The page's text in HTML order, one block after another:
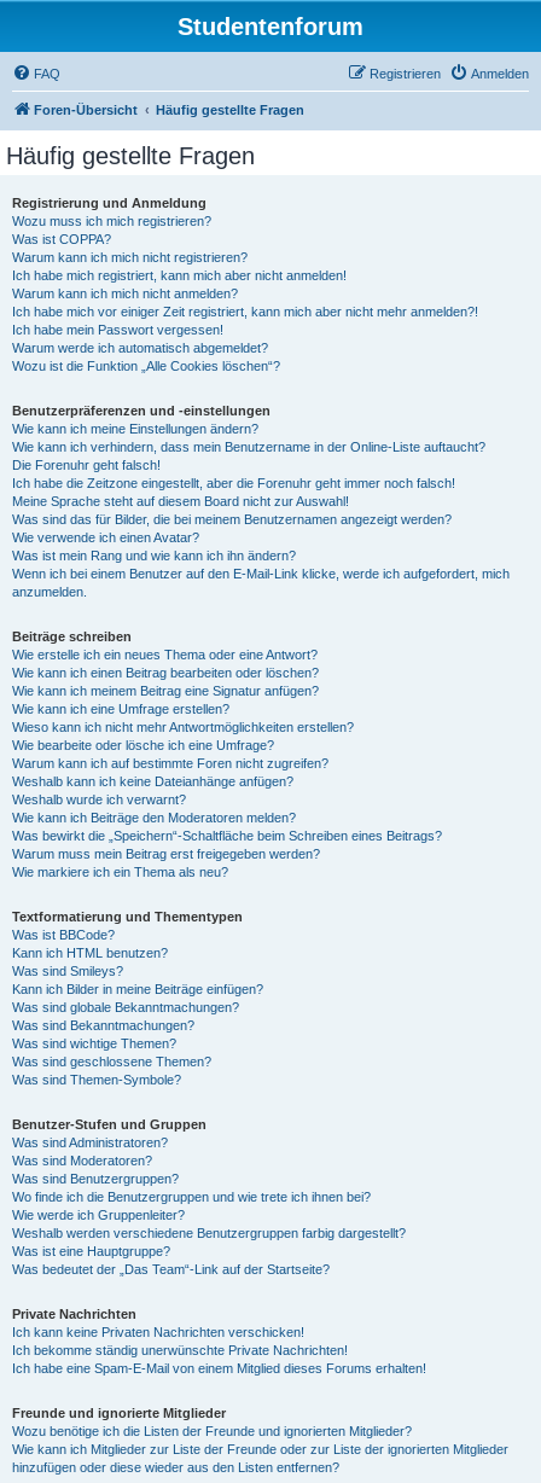
Studentenforum
FAQ Anmelden
Registrieren
Foren-Übersicht Häufig gestellte Fragen
Häufig gestellte Fragen
Registrierung und Anmeldung
Wozu muss ich mich registrieren?
Was ist COPPA?
Warum kann ich mich nicht registrieren?
Ich habe mich registriert, kann mich aber nicht anmelden!
Warum kann ich mich nicht anmelden?
Ich habe mich vor einiger Zeit registriert, kann mich aber nicht mehr anmelden?!
Ich habe mein Passwort vergessen!
Warum werde ich automatisch abgemeldet?
Wozu ist die Funktion „Alle Cookies löschen“?
Benutzerpräferenzen und -einstellungen
Wie kann ich meine Einstellungen ändern?
Wie kann ich verhindern, dass mein Benutzername in der Online-Liste auftaucht?
Die Forenuhr geht falsch!
Ich habe die Zeitzone eingestellt, aber die Forenuhr geht immer noch falsch!
Meine Sprache steht auf diesem Board nicht zur Auswahl!
Was sind das für Bilder, die bei meinem Benutzernamen angezeigt werden?
Wie verwende ich einen Avatar?
Was ist mein Rang und wie kann ich ihn ändern?
Wenn ich bei einem Benutzer auf den E-Mail-Link klicke, werde ich aufgefordert, mich
anzumelden.
Beiträge schreiben
Wie erstelle ich ein neues Thema oder eine Antwort?
Wie kann ich einen Beitrag bearbeiten oder löschen?
Wie kann ich meinem Beitrag eine Signatur anfügen?
Wie kann ich eine Umfrage erstellen?
Wieso kann ich nicht mehr Antwortmöglichkeiten erstellen?
Wie bearbeite oder lösche ich eine Umfrage?
Warum kann ich auf bestimmte Foren nicht zugreifen?
Weshalb kann ich keine Dateianhänge anfügen?
Weshalb wurde ich verwarnt?
Wie kann ich Beiträge den Moderatoren melden?
Was bewirkt die „Speichern“-Schaltfläche beim Schreiben eines Beitrags?
Warum muss mein Beitrag erst freigegeben werden?
Wie markiere ich ein Thema als neu?
Textformatierung und Thementypen
Was ist BBCode?
Kann ich HTML benutzen?
Was sind Smileys?
Kann ich Bilder in meine Beiträge einfügen?
Was sind globale Bekanntmachungen?
Was sind Bekanntmachungen?
Was sind wichtige Themen?
Was sind geschlossene Themen?
Was sind Themen-Symbole?
Benutzer-Stufen und Gruppen
Was sind Administratoren?
Was sind Moderatoren?
Was sind Benutzergruppen?
Wo finde ich die Benutzergruppen und wie trete ich ihnen bei?
Wie werde ich Gruppenleiter?
Weshalb werden verschiedene Benutzergruppen farbig dargestellt?
Was ist eine Hauptgruppe?
Was bedeutet der „Das Team“-Link auf der Startseite?
Private Nachrichten
Ich kann keine Privaten Nachrichten verschicken!
Ich bekomme ständig unerwünschte Private Nachrichten!
Ich habe eine Spam-E-Mail von einem Mitglied dieses Forums erhalten!
Freunde und ignorierte Mitglieder
Wozu benötige ich die Listen der Freunde und ignorierten Mitglieder?
Wie kann ich Mitglieder zur Liste der Freunde oder zur Liste der ignorierten Mitglieder
hinzufügen oder diese wieder aus den Listen entfernen?